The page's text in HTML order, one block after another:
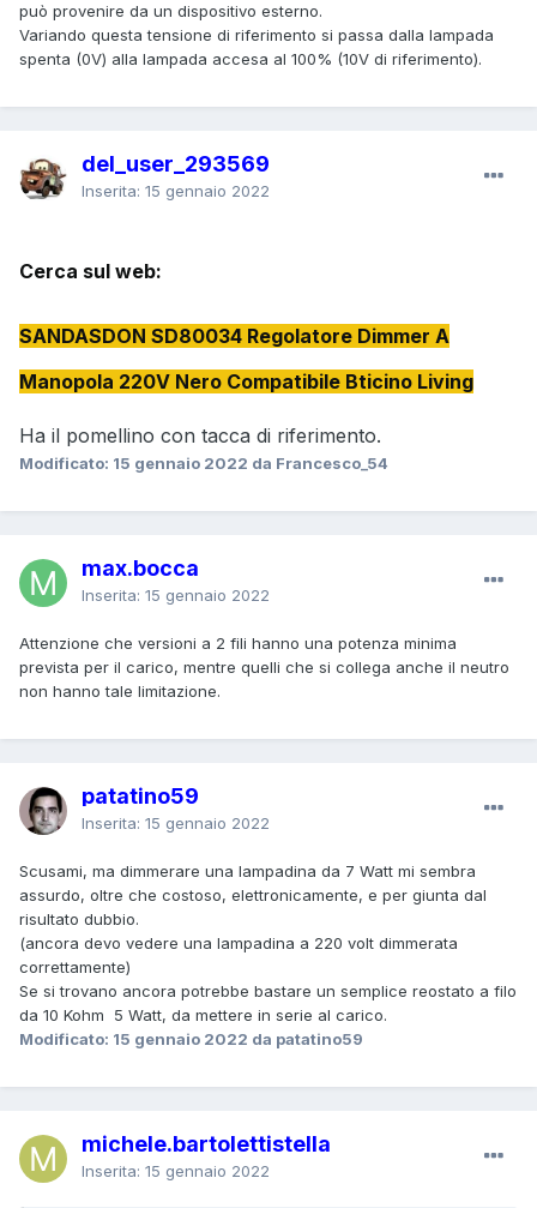
può provenire da un dispositivo esterno.
Variando questa tensione di riferimento si passa dalla lampada
spenta (0V) alla lampada accesa al 100% (10V di riferimento).
del_user_293569
Inserita: 15 gennaio 2022
Cerca sul web:
SANDASDON SD80034 Regolatore Dimmer A
Manopola 220V Nero Compatibile Bticino Living
Ha il pomellino con tacca di riferimento.
Modificato: 15 gennaio 2022 da Francesco_54
max.bocca
Inserita: 15 gennaio 2022
Attenzione che versioni a 2 fili hanno una potenza minima
prevista per il carico, mentre quelli che si collega anche il neutro
non hanno tale limitazione.
patatino59
Inserita: 15 gennaio 2022
Scusami, ma dimmerare una lampadina da 7 Watt mi sembra
assurdo, oltre che costoso, elettronicamente, e per giunta dal
risultato dubbio.
(ancora devo vedere una lampadina a 220 volt dimmerata
correttamente)
Se si trovano ancora potrebbe bastare un semplice reostato a filo
da 10 Kohm 5 Watt, da mettere in serie al carico.
Modificato: 15 gennaio 2022 da patatino59
michele.bartolettistella
Inserita: 15 gennaio 2022